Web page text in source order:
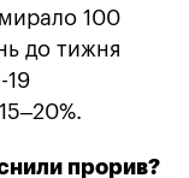
100
до тижня
19
прорив?